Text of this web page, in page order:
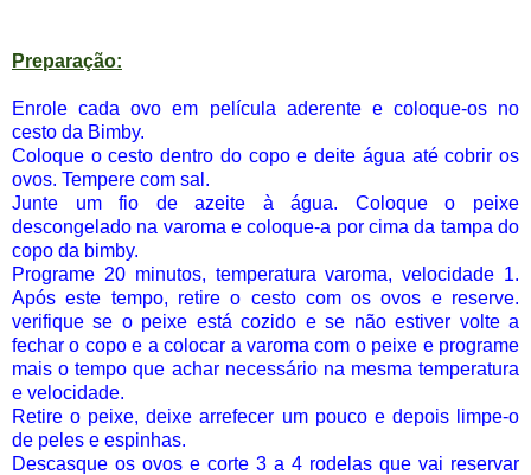
Preparação:
Enrole cada ovo em película aderente e coloque-os no
cesto da Bimby.
Coloque o cesto dentro do copo e deite água até cobrir os
ovos. Tempere com sal.
Junte um fio de azeite à água. Coloque o peixe
descongelado na varoma e coloque-a por cima da tampa do
copo da bimby.
Programe 20 minutos, temperatura varoma, velocidade 1.
Após este tempo, retire o cesto com os ovos e reserve.
verifique se o peixe está cozido e se não estiver volte a
fechar o copo e a colocar a varoma com o peixe e programe
mais o tempo que achar necessário na mesma temperatura
e velocidade.
Retire o peixe, deixe arrefecer um pouco e depois limpe-o
de peles e espinhas.
Descasque os ovos e corte 3 a 4 rodelas que vai reservar